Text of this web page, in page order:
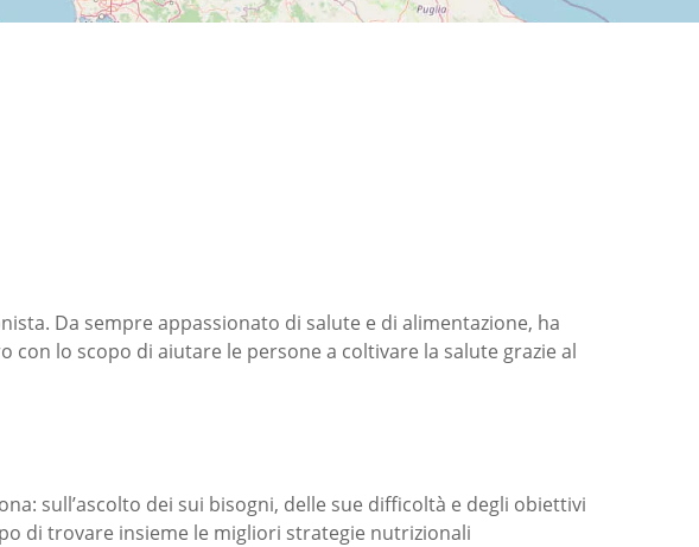
Da sempre appassionato di salute e di alimentazione, ha
con lo scopo di aiutare le persone a coltivare la salute grazie al
sull’ascolto dei sui bisogni, delle sue difficoltà e degli obiettivi
di trovare insieme le migliori strategie nutrizionali